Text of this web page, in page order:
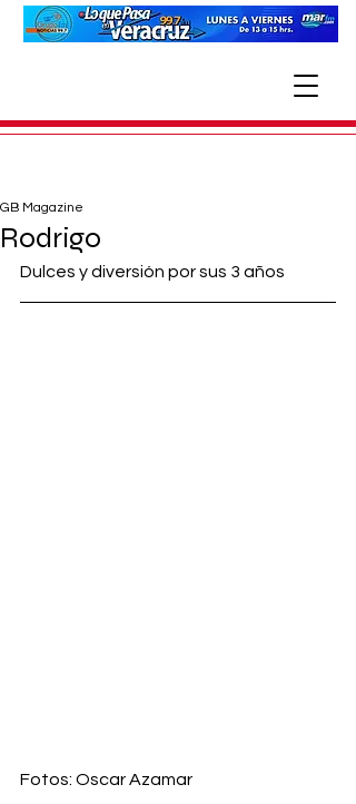
Rodrigo
GB Magazine
Dulces y diversión por sus 3 años
Fotos: Oscar Azamar